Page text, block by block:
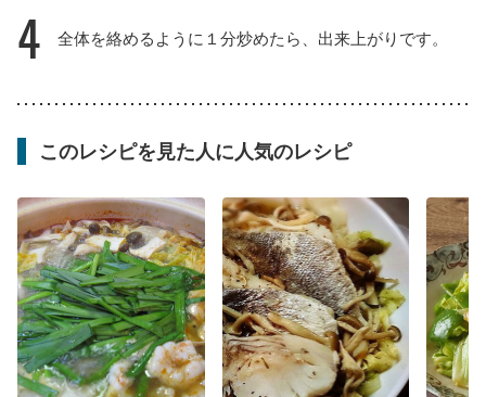
4 全体を絡めるように１分炒めたら、出来上がりです。
このレシピを見た人に人気のレシピ